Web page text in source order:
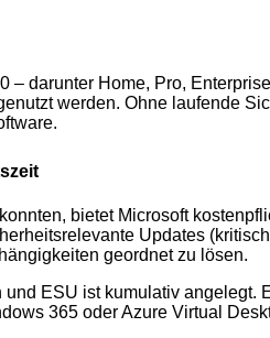
darunter Home, Pro,
werden. Ohne laufende
bietet Microsoft
Updates
geordnet zu lösen.
ESU ist kumulativ
365 oder Azure Virtual